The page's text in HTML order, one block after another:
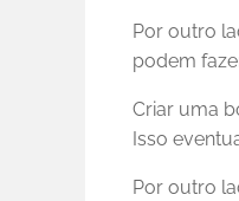
Por outro
podem
Criar uma
Isso
Por outro